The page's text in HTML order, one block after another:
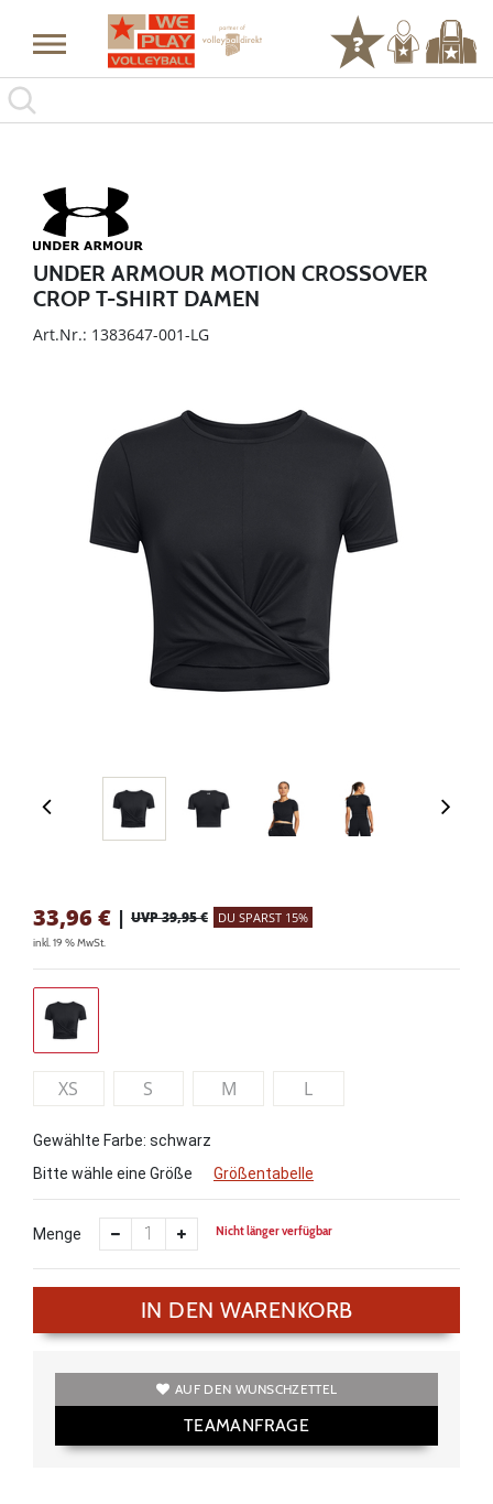
UNDER ARMOUR MOTION CROSSOVER
CROP T-SHIRT DAMEN
Art.Nr.: 1383647-001-LG
33,96 € | UVP 39,95 € DU SPARST 15%
inkl. 19 % MwSt.
XS S M L
Gewählte Farbe: schwarz
Bitte wähle eine Größe
Größentabelle
Menge Nicht länger verfügbar
IN DEN WARENKORB
AUF DEN WUNSCHZETTEL
TEAMANFRAGE